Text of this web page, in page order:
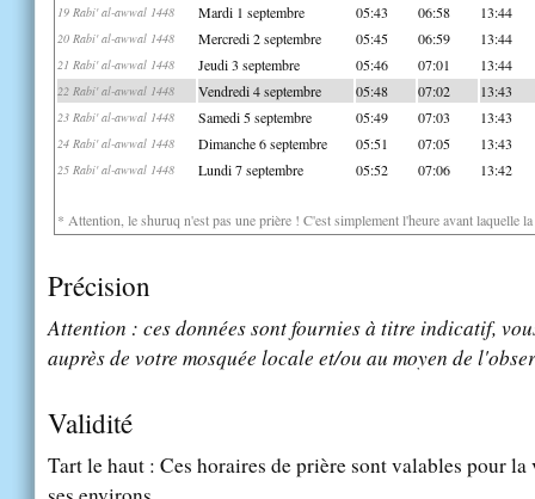
19 Rabi' al-awwal 1448 Mardi 1 septembre 05:43 06:58 13:44
20 Rabi' al-awwal 1448 Mercredi 2 septembre 05:45 06:59 13:44
21 Rabi' al-awwal 1448 Jeudi 3 septembre 05:46 07:01 13:44
22 Rabi' al-awwal 1448 Vendredi 4 septembre 05:48 07:02 13:43
23 Rabi' al-awwal 1448 Samedi 5 septembre 05:49 07:03 13:43
24 Rabi' al-awwal 1448 Dimanche 6 septembre 05:51 07:05 13:43
25 Rabi' al-awwal 1448 Lundi 7 septembre 05:52 07:06 13:42
* Attention, le shuruq n'est pas une prière ! C'est simplement l'heure avant laquelle
Précision
Attention : ces données sont fournies à titre indicatif,
auprès de votre mosquée locale et/ou au moyen de
Validité
Tart le haut : Ces horaires de prière sont valables pour